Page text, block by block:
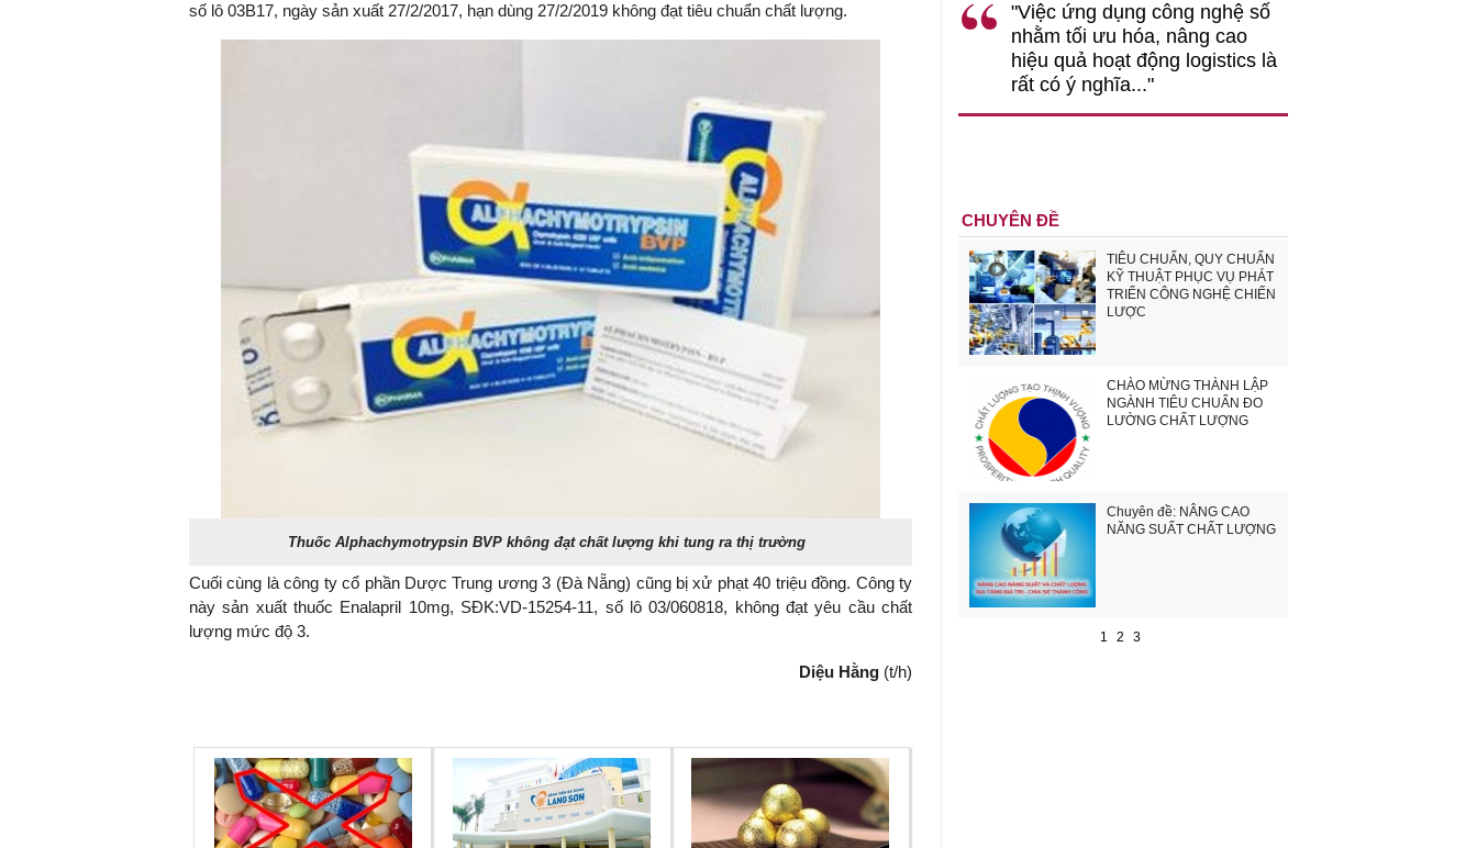
số lô 03B17, ngày sản xuất 27/2/2017, hạn dùng 27/2/2019 không đạt tiêu chuẩn chất lượng.
Thuốc Alphachymotrypsin BVP không đạt chất lượng khi tung ra thị trường
Cuối cùng là công ty cổ phần Dược Trung ương 3 (Đà Nẵng) cũng bị xử phạt 40 triệu đồng. Công ty
này sản xuất thuốc Enalapril 10mg, SĐK:VD-15254-11, số lô 03/060818, không đạt yêu cầu chất
lượng mức độ 3.
Diệu Hằng (t/h)
"Có rất nhiều việc phải làm
ngay từ bây giờ và trên thực tế
khởi nghiệp..."
Việc sử dụng hiệu quả chính
sách tài khóa không chỉ mang ý
tăng trưởng bền vững dài hạn.
"Việc ứng dụng công nghệ số
nhằm tối ưu hóa, nâng cao
hiệu quả hoạt động logistics là
rất có ý nghĩa..."
CHUYÊN ĐỀ
TIÊU CHUẨN, QUY CHUẨN
KỸ THUẬT PHỤC VỤ PHÁT
TRIỂN CÔNG NGHỆ CHIẾN
LƯỢC
CHÀO MỪNG THÀNH LẬP
NGÀNH TIÊU CHUẨN ĐO
LƯỜNG CHẤT LƯỢNG
Chuyên đề: NÂNG CAO
NĂNG SUẤT CHẤT LƯỢNG
1 2 3